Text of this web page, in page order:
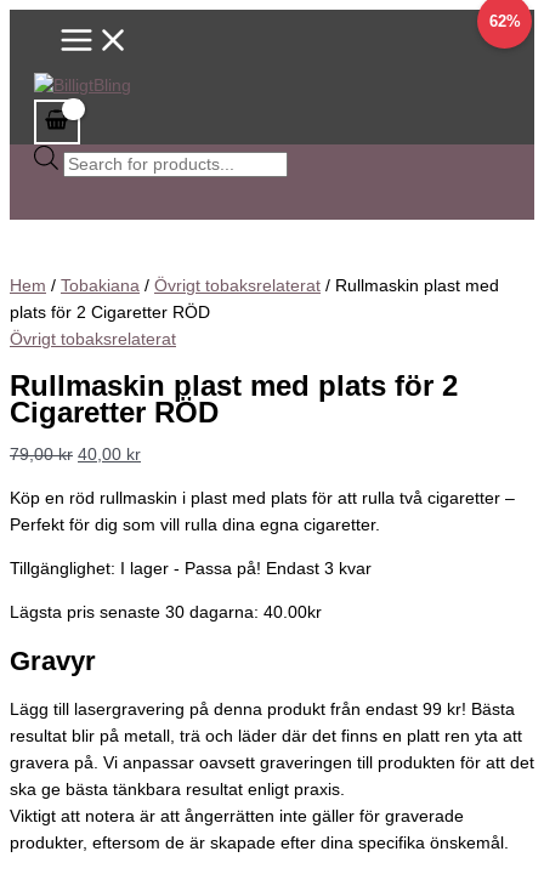
HoppaMain
Sök
efter
Hem / Tobakiana / Övrigt tobaksrelaterat / Rullmaskin plast med
plats för 2 Cigaretter RÖD
Övrigt tobaksrelaterat
Rullmaskin plast med plats för 2
Cigaretter RÖD
79,00kr
Det
ursprungliga
var:
79,00 kr.
40,00 kr
Det
Köp en röd rullmaskin i plast med plats för att rulla två cigaretter –
Perfekt för dig som vill rulla dina egna cigaretter.
Tillgänglighet: I lager - Passa på! Endast 3 kvar
Lägsta pris senaste 30 dagarna: 40.00kr
Gravyr
Lägg till lasergravering på denna produkt från endast 99 kr! Bästa
resultat blir på metall, trä och läder där det finns en platt ren yta att
gravera på. Vi anpassar oavsett graveringen till produkten för att det
ska ge bästa tänkbara resultat enligt praxis.
Viktigt att notera är att ångerrätten inte gäller för graverade
produkter, eftersom de är skapade efter dina specifika önskemål.
Rullmaskin
plats
2
Cigaretter
mängd
Det
var:
Det
62%
Det
var:
Det